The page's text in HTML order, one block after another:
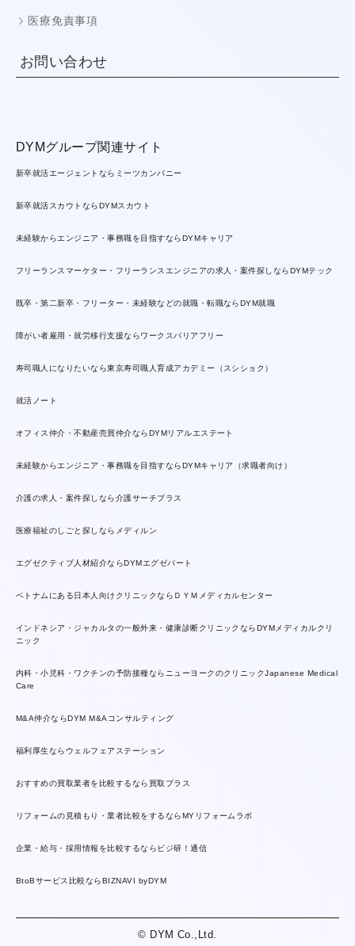
医療免責事項
お問い合わせ
DYMグループ関連サイト
新卒就活エージェントならミーツカンパニー
新卒就活スカウトならDYMスカウト
未経験からエンジニア・事務職を目指すならDYMキャリア
フリーランスマーケター・フリーランスエンジニアの求人・案件探しならDYMテック
既卒・第二新卒・フリーター・未経験などの就職・転職ならDYM就職
障がい者雇用・就労移行支援ならワークスバリアフリー
寿司職人になりたいなら東京寿司職人育成アカデミー（スシショク）
就活ノート
オフィス仲介・不動産売買仲介ならDYMリアルエステート
未経験からエンジニア・事務職を目指すならDYMキャリア（求職者向け）
介護の求人・案件探しなら介護サーチプラス
医療福祉のしごと探しならメディルン
エグゼクティブ人材紹介ならDYMエグゼパート
ベトナムにある日本人向けクリニックならＤＹＭメディカルセンター
インドネシア・ジャカルタの一般外来・健康診断クリニックならDYMメディカルクリ
ニック
内科・小児科・ワクチンの予防接種ならニューヨークのクリニックJapanese Medical
Care
M&A仲介ならDYM M&Aコンサルティング
福利厚生ならウェルフェアステーション
おすすめの買取業者を比較するなら買取プラス
リフォームの見積もり・業者比較をするならMYリフォームラボ
企業・給与・採用情報を比較するならビジ研！通信
BtoBサービス比較ならBIZNAVI byDYM
© DYM Co.,Ltd.